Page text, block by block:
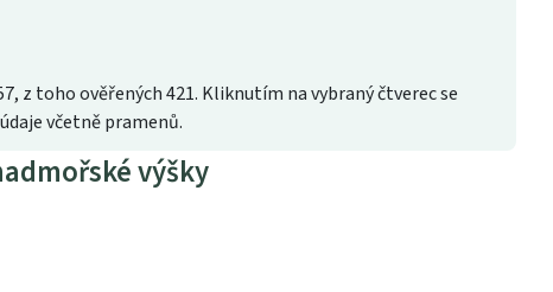
z toho ověřených 421. Kliknutím na vybraný čtverec se
včetně pramenů.
výšky